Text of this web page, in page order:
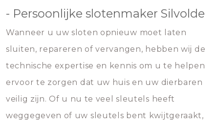
- Persoonlijke slotenmaker Silvolde
Wanneer u uw sloten opnieuw moet laten
sluiten, repareren of vervangen, hebben wij de
technische expertise en kennis om u te helpen
ervoor te zorgen dat uw huis en uw dierbaren
veilig zijn. Of u nu te veel sleutels heeft
weggegeven of uw sleutels bent kwijtgeraakt,